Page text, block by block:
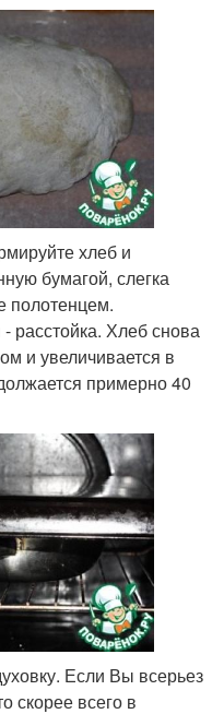
хлеб и
бумагой, слегка
полотенцем.
расстойка. Хлеб снова
и увеличивается в
примерно 40
Если Вы всерьез
скорее всего в